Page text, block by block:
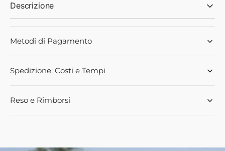
Descrizione
Metodi di Pagamento
Spedizione: Costi e Tempi
Reso e Rimborsi